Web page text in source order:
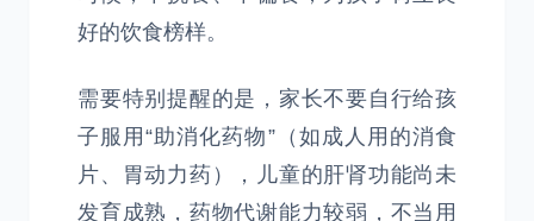
好的饮食榜样。
需要特别提醒的是，家长不要自行给孩
子服用“助消化药物”（如成人用的消食
片、胃动力药），儿童的肝肾功能尚未
发育成熟，药物代谢能力较弱，不当用